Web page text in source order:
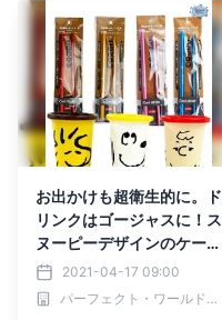
お出かけも超衛生的に。ド
リンクはゴージャスに！ス
ヌーピーデザインのケース
付きアルミ製ストローに新
色。
2021-04-17 09:00
パーフェクト・ワールド株式会社